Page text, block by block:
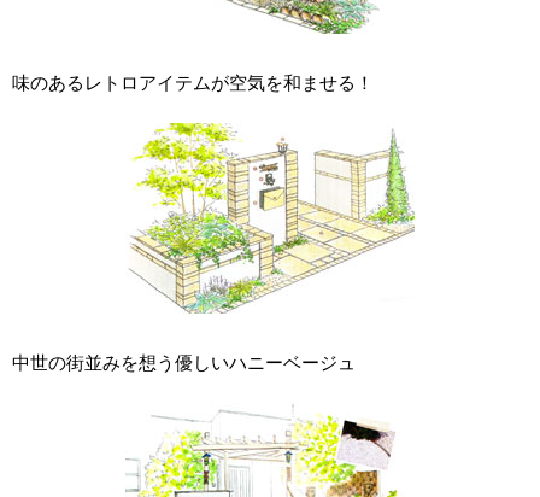
味のあるレトロアイテムが空気を和ませる！
中世の街並みを想う優しいハニーベージュ